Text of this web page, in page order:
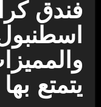
فندق
يتمتع بها